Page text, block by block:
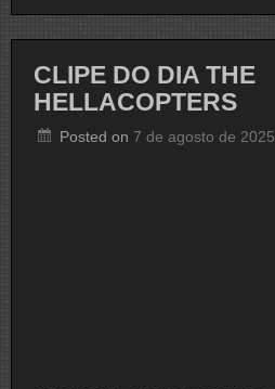
CLIPE DO DIA THE
HELLACOPTERS
Posted on 7 de agosto de 2025